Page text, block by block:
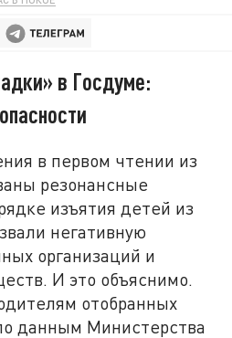
в Госдуме:
в первом чтении из
резонансные
изъятия детей из
негативную
организаций и
И это объяснимо.
отобранных
данным Министерства